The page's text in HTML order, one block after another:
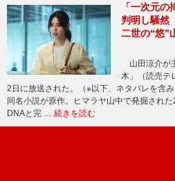
「一次元
判明し騒然
二世の“悠”
山田涼介が
木」（読売テ
2日に放送された。（※以下、ネタバレを含
同名小説が原作。ヒマラヤ山中で発掘され
DNAと完 … 続きを読む